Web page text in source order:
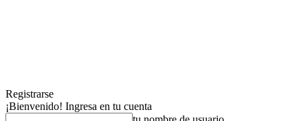
Registrarse
¡Bienvenido! Ingresa en tu cuenta